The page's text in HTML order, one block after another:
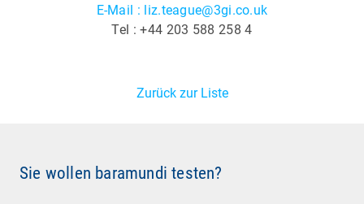
E-Mail : liz.teague@3gi.co.uk
Tel : +44 203 588 258 4
Zurück zur Liste
Sie wollen baramundi testen?